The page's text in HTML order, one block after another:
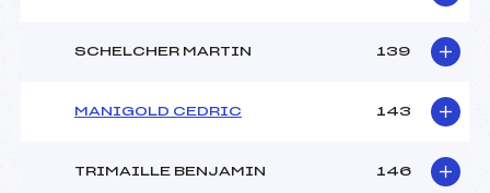
SCHELCHER MARTIN 139
MANIGOLD CEDRIC 143
TRIMAILLE BENJAMIN 146